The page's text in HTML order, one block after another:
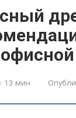
13 мин